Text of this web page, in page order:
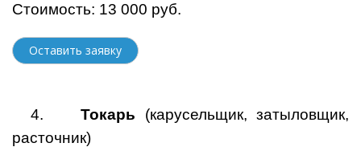
Стоимость: 13 000 руб.
Оставить заявку
4. Токарь (карусельщик, затыловщик,
расточник)